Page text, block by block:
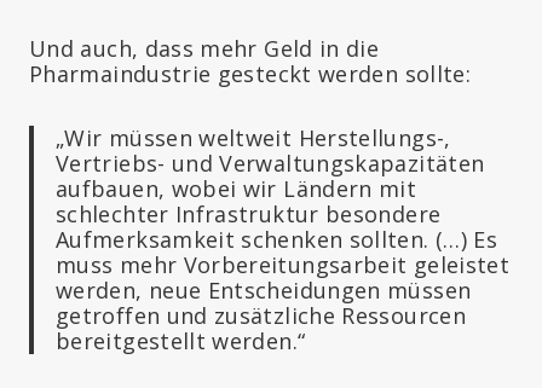
Und auch, dass mehr Geld in die
Pharmaindustrie gesteckt werden sollte:
„Wir müssen weltweit Herstellungs-,
Vertriebs- und Verwaltungskapazitäten
aufbauen, wobei wir Ländern mit
schlechter Infrastruktur besondere
Aufmerksamkeit schenken sollten. (…) Es
muss mehr Vorbereitungsarbeit geleistet
werden, neue Entscheidungen müssen
getroffen und zusätzliche Ressourcen
bereitgestellt werden.“